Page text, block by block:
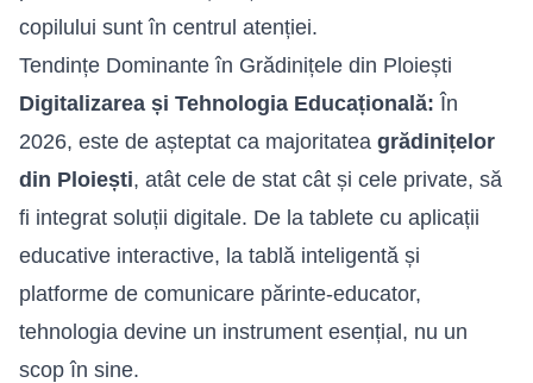
copilului sunt în centrul atenției.
Tendințe Dominante în Grădinițele din Ploiești
Digitalizarea și Tehnologia Educațională: În
2026, este de așteptat ca majoritatea grădinițelor
din Ploiești, atât cele de stat cât și cele private, să
fi integrat soluții digitale. De la tablete cu aplicații
educative interactive, la tablă inteligentă și
platforme de comunicare părinte-educator,
tehnologia devine un instrument esențial, nu un
scop în sine.